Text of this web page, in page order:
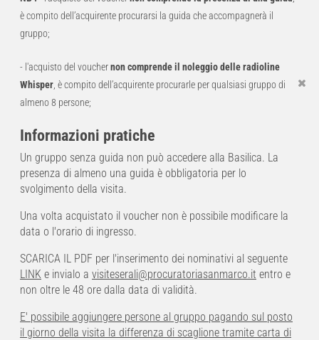
è compito dell’acquirente procurarsi la guida che accompagnerà il
gruppo;
- l'acquisto del vouchernon comprende il noleggio delle radioline
Whisper , è compito dell’acquirente procurarle per qualsiasi gruppo di
almeno 8 persone;
Informazioni pratiche
Un gruppo senza guida non può accedere alla Basilica. La
presenza di almeno una guida è obbligatoria per lo
svolgimento della visita.
Una volta acquistato il voucher non è possibile modificare la
data o l'orario di ingresso.
SCARICA IL PDF per l'inserimento dei nominativi al seguente
LINK e invialo a visiteserali@procuratoriasanmarco.it entro e
non oltre le 48 ore dalla data di validità.
E' possibile aggiungere persone al gruppo pagando sul posto
il giorno della visita la differenza di scaglione tramite carta di